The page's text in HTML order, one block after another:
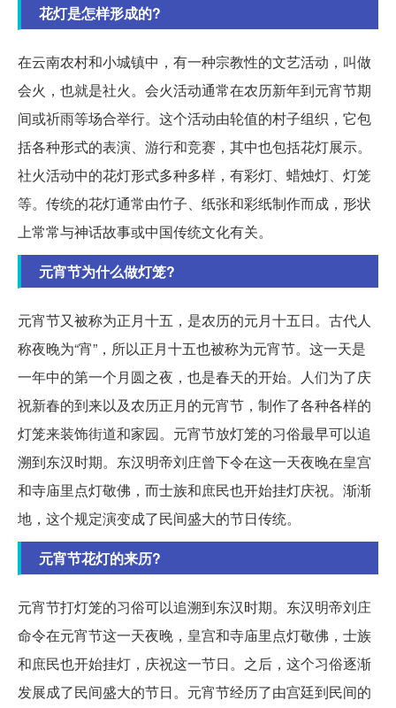
花灯是怎样形成的?
在云南农村和小城镇中，有一种宗教性的文艺活动，叫做
会火，也就是社火。会火活动通常在农历新年到元宵节期
间或祈雨等场合举行。这个活动由轮值的村子组织，它包
括各种形式的表演、游行和竞赛，其中也包括花灯展示。
社火活动中的花灯形式多种多样，有彩灯、蜡烛灯、灯笼
等。传统的花灯通常由竹子、纸张和彩纸制作而成，形状
上常常与神话故事或中国传统文化有关。
元宵节为什么做灯笼?
元宵节又被称为正月十五，是农历的元月十五日。古代人
称夜晚为“宵”，所以正月十五也被称为元宵节。这一天是
一年中的第一个月圆之夜，也是春天的开始。人们为了庆
祝新春的到来以及农历正月的元宵节，制作了各种各样的
灯笼来装饰街道和家园。元宵节放灯笼的习俗最早可以追
溯到东汉时期。东汉明帝刘庄曾下令在这一天夜晚在皇宫
和寺庙里点灯敬佛，而士族和庶民也开始挂灯庆祝。渐渐
地，这个规定演变成了民间盛大的节日传统。
元宵节花灯的来历?
元宵节打灯笼的习俗可以追溯到东汉时期。东汉明帝刘庄
命令在元宵节这一天夜晚，皇宫和寺庙里点灯敬佛，士族
和庶民也开始挂灯，庆祝这一节日。之后，这个习俗逐渐
发展成了民间盛大的节日。元宵节经历了由宫廷到民间的